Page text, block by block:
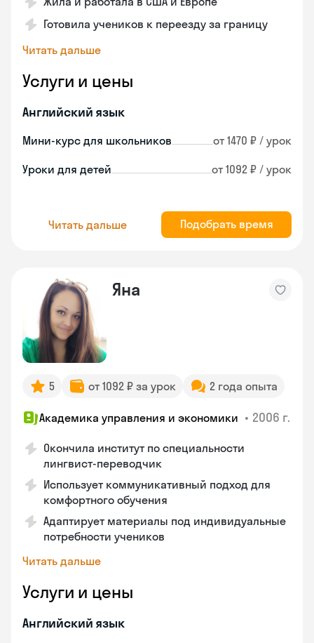
Готовила учеников к переезду за границу
Читать дальше
Услуги и цены
Английский язык
Мини-курс для школьников от 1470 ₽ / урок
Уроки для детей от 1092 ₽ / урок
Читать дальше Подобрать время
Яна
5 от 1092 ₽ за урок 2 года опыта
Академика управления и экономики • 2006 г.
Окончила институт по специальности
лингвист-переводчик
Использует коммуникативный подход для
комфортного обучения
Адаптирует материалы под индивидуальные
потребности учеников
Читать дальше
Услуги и цены
Английский язык